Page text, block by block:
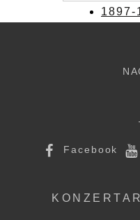
1897-
Facebook